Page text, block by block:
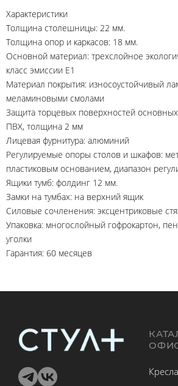
Характеристики
Толщина столешницы: 22 мм.
Толщина опор и каркасов: 18 мм.
Основной материал: трехслойное
класс эмиссии Е1
Материал покрытия: износоустойчивый
меламиновыми смолами
Защита торцевых поверхностей
ПВХ, толщина 2 мм
Лицевая фурнитура: алюминий
Регулируемые опоры столов и шкафов:
пластиковым основанием, диапазон
Ящики тумб: фолдинг 12 мм.
Замки на тумбах: на верхний ящик
Силовые сочленения: эксцентриковые
Упаковка: многослойный гофрокартон,
уголки
Гарантия: 60 месяцев